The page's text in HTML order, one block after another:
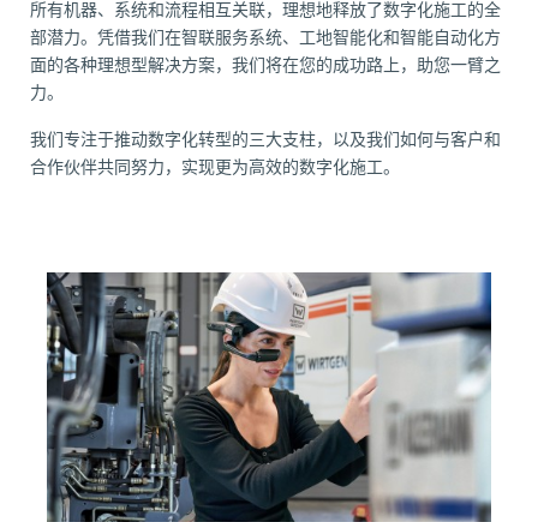
所有机器、系统和流程相互关联，理想地释放了数字化施工的全
部潜力。凭借我们在智联服务系统、工地智能化和智能自动化方
面的各种理想型解决方案，我们将在您的成功路上，助您一臂之
力。
我们专注于推动数字化转型的三大支柱，以及我们如何与客户和
合作伙伴共同努力，实现更为高效的数字化施工。